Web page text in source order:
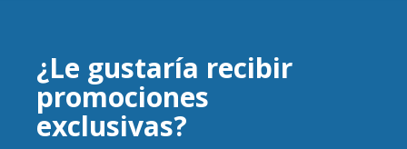
¿Le gustaría recibir
promociones
exclusivas?